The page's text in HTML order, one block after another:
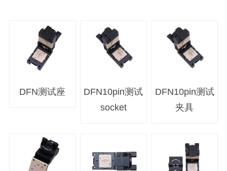
DFN测试座
DFN10pin测试
socket
DFN10pin测试
夹具